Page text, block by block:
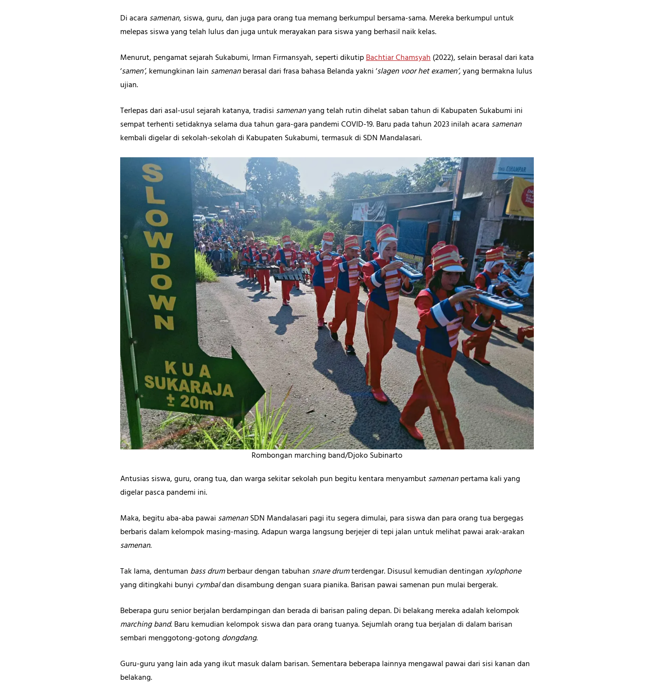
Di acara samenan, siswa, guru, dan juga para orang tua memang berkumpul bersama-sama. Mereka berkumpul untuk
melepas siswa yang telah lulus dan juga untuk merayakan para siswa yang berhasil naik kelas.
Menurut, pengamat sejarah Sukabumi, Irman Firmansyah, seperti dikutipBachtiar Chamsyah(2022), selain berasal dari kata
‘samen’, kemungkinan lain samenanberasal dari frasa bahasa Belanda yakni ‘slagen voor het examen’,yang bermakna lulus
ujian.
Terlepas dari asal-usul sejarah katanya, tradisi samenanyang telah rutin dihelat saban tahun di Kabupaten Sukabumi ini
sempat terhenti setidaknya selama dua tahun gara-gara pandemi COVID-19. Baru pada tahun 2023 inilah acara samenan
kembali digelar di sekolah-sekolah di Kabupaten Sukabumi, termasuk di SDN Mandalasari.
Rombongan marching band/Djoko Subinarto
Antusias siswa, guru, orang tua, dan warga sekitar sekolah pun begitu kentara menyambutsamenanpertama kali yang
digelar pasca pandemi ini.
Maka, begitu aba-aba pawai samenanSDN Mandalasari pagi itu segera dimulai, para siswa dan para orang tua bergegas
berbaris dalam kelompok masing-masing. Adapun warga langsung berjejer di tepi jalan untuk melihat pawai arak-arakan
samenan.
Tak lama, dentuman bass drumberbaur dengan tabuhan snare drumterdengar. Disusul kemudian dentinganxylophone
yang ditingkahi bunyi cymbaldandisambung dengan suara pianika. Barisan pawai samenan pun mulai bergerak.
Beberapa guru senior berjalan berdampingan dan berada di barisan paling depan. Di belakang mereka adalah kelompok
marching band. Baru kemudian kelompok siswa dan para orang tuanya. Sejumlah orang tua berjalan di dalam barisan
sembari menggotong-gotong dongdang.
Guru-guru yang lain ada yang ikut masuk dalam barisan. Sementara beberapa lainnya mengawal pawai dari sisi kanan dan
belakang.